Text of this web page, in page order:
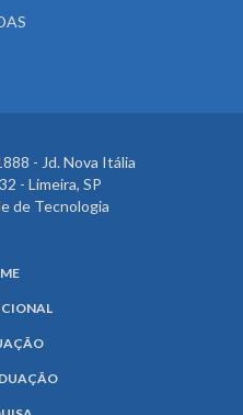
- Jd. Nova Itália
- Limeira, SP
de Tecnologia